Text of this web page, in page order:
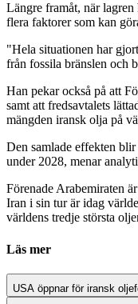
Längre framåt, när
flera faktorer som kan
"Hela situationen har
från fossila bränslen och
Han pekar också på att
samt att fredsavtalets
mängden iransk olja på
Den samlade effekten
under 2028, menar
Förenade Arabemiraten
Iran i sin tur är idag
världens tredje största
Läs mer
USA öppnar för iransk